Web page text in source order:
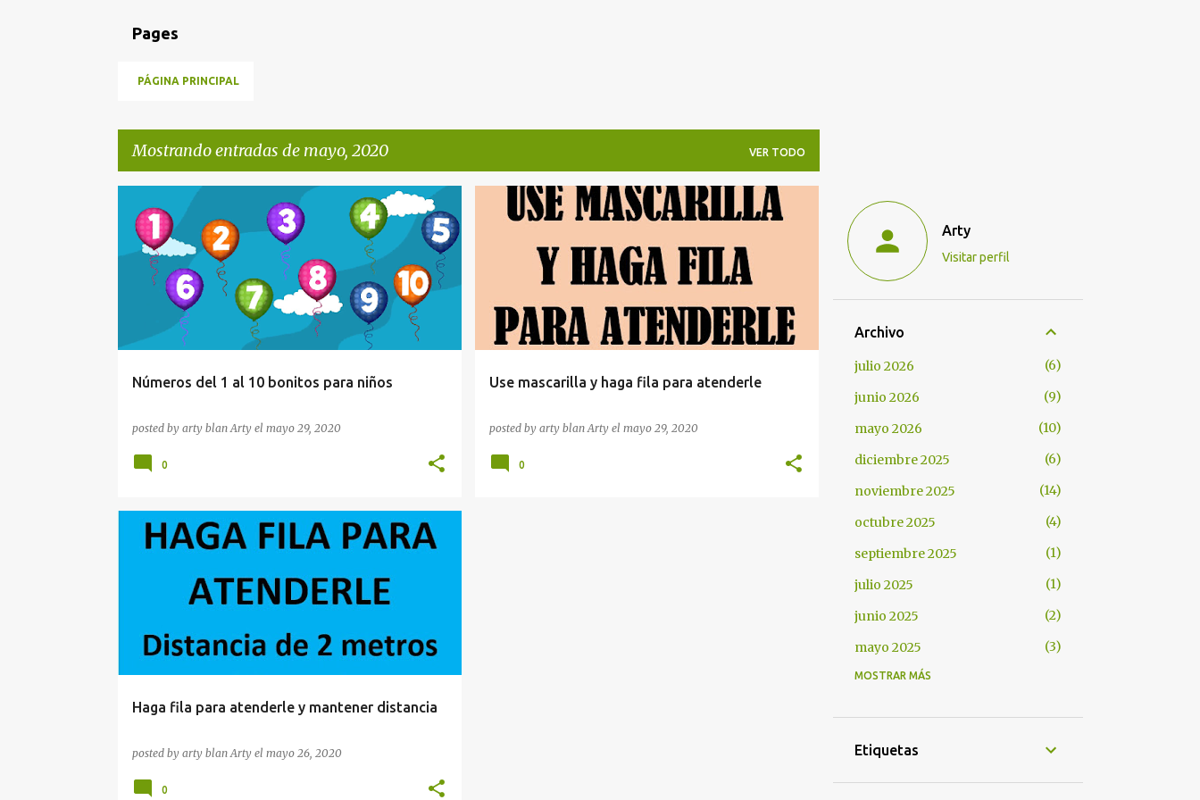
Pages
PÁGINA PRINCIPAL
Mostrando entradas de mayo, 2020 VER TODO
d
Números del 1 al 10 bonitos para niños
posted by arty blan Arty el mayo 29, 2020
DIDÁCTICOS IMPRIMIR NÚMEROS DEL 1 AL 10 +
RECORTES DE NÚMEROS
0
Use mascarilla y haga fila para atenderle
posted by arty blan Arty el mayo 29, 2020
HAGA FILA LETREROS RÓTULOS Y SEÑALES +
USE MASCARILLA
0
Haga fila para atenderle y mantener distancia
posted by arty blan Arty el mayo 26, 2020
HAGA FILA MANTENER DISTANCIA +
0
Arty
Visitar perfil
Archivo
julio 2026
6
junio 2026
9
mayo 2026
10
diciembre 2025
6
noviembre 2025
14
octubre 2025
4
septiembre 2025
1
julio 2025
1
junio 2025
2
mayo 2025
3
abril 2025
noviembre 2024
MOSTRAR MÁS
Etiquetas